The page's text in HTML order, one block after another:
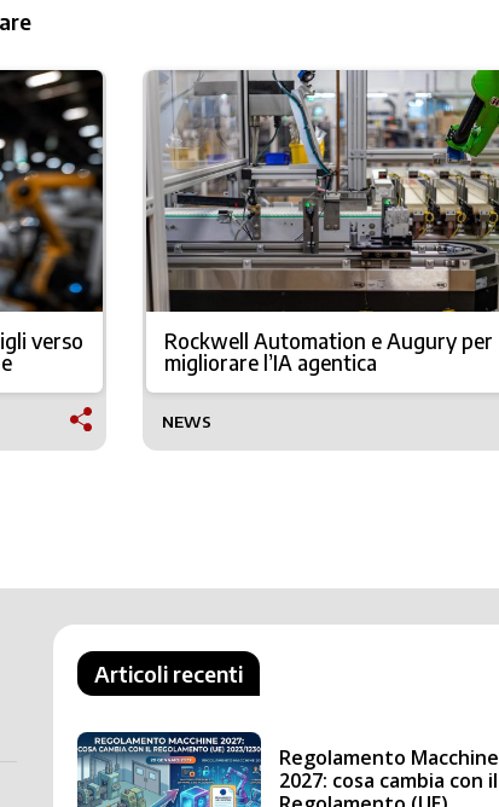
verso
Rockwell Automation e Augury per
migliorare l’IA agentica
NEWS
Articoli recenti
Regolamento Macchine
2027: cosa cambia con il